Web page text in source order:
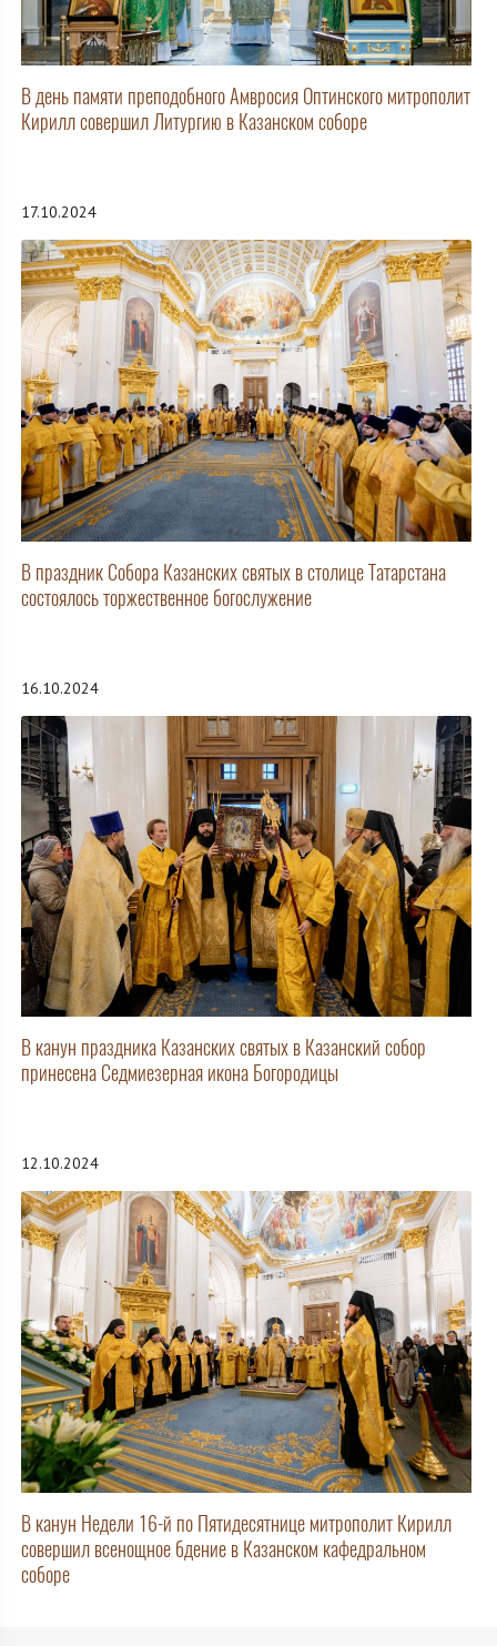
В день памяти преподобного Амвросия Оптинского митрополит
Кирилл совершил Литургию в Казанском соборе
17.10.2024
В праздник Собора Казанских святых в столице Татарстана
состоялось торжественное богослужение
16.10.2024
В канун праздника Казанских святых в Казанский собор
принесена Седмиезерная икона Богородицы
12.10.2024
В канун Недели 16-й по Пятидесятнице митрополит Кирилл
совершил всенощное бдение в Казанском кафедральном
соборе